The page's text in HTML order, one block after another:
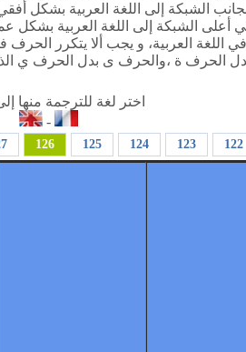
الشبكة إلى اللغة العربية بشكل
أعلى الشبكة إلى اللغة العربية بشكل
اللغة العربية، و يجب ألا يتكرر الحرف
الحرف ة ،والحرف ى بدل الحرف ي
اختر لغة للترجمة منها
-
122
123
124
125
126